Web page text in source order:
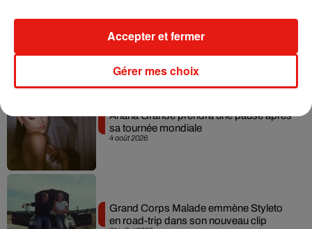
4 août 2026
Tiny Desk invite Charlie Puth pour une
live session solaire
4 août 2026
Ariana Grande prendra une pause après
sa tournée mondiale
Grand Corps Malade emmène Styleto
en road-trip dans son nouveau clip
Gérer mes choix
Accepter et fermer